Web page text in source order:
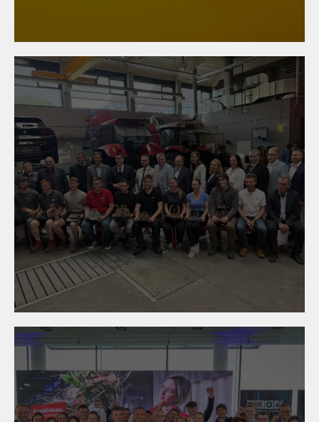
05. Mai 2026
Niederösterreichs Lehrlinge
zeigen Spitzenleistungen in
Mistelbach